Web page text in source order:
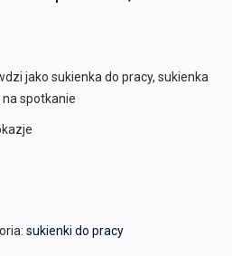
jako sukienka do pracy, sukienka
spotkanie
sukienki do pracy